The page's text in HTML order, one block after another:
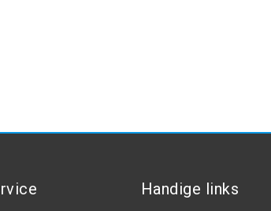
Handige links